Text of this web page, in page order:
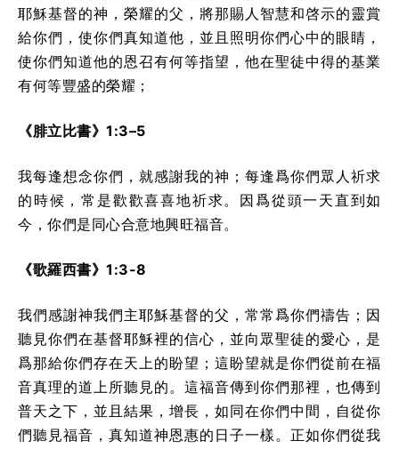
耶穌基督的神，榮耀的父，將那賜人智慧和啓示的靈賞
給你們，使你們真知道他，並且照明你們心中的眼睛，
使你們知道他的恩召有何等指望，他在聖徒中得的基業
有何等豐盛的榮耀；
《腓立比書》1:3–5
我每逢想念你們，就感謝我的神；每逢爲你們眾人祈求
的時候，常是歡歡喜喜地祈求。因爲從頭一天直到如
今，你們是同心合意地興旺福音。
《歌羅西書》1:3-8
我們感謝神我們主耶穌基督的父，常常爲你們禱告；因
聽見你們在基督耶穌裡的信心，並向眾聖徒的愛心，是
爲那給你們存在天上的盼望；這盼望就是你們從前在福
音真理的道上所聽見的。這福音傳到你們那裡，也傳到
普天之下，並且結果，增長，如同在你們中間，自從你
們聽見福音，真知道神恩惠的日子一樣。正如你們從我